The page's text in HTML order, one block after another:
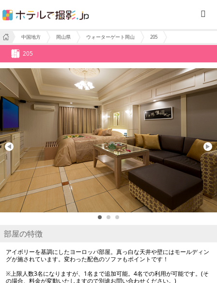
中国地方 岡山県 ウォーターゲート岡山 205
205
部屋の特徴
アイボリーを基調にしたヨーロッパ部屋。真っ白な天井や壁にはモールディン
グが施されています。変わった配色のソファもポイントです！
※上限人数3名になりますが、1名まで追加可能。4名での利用が可能です。(そ
の場合、料金が変動いたしますので別途お問い合わせください。)